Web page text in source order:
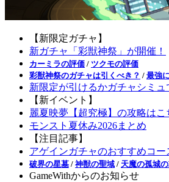
【新限定ガチャ】
新ガチャ「彩獣神祭」が開催！
カーミラの評価 / ツクモの評価
彩獣神祭のガチャは引くべき？ / 最強
新限定が引けるかガチャシミュ
【新イベント】
麗夏映夢【超究極】の攻略はこ
モンスト夏休み2026まとめ
【注目記事】
アゲインガチャのおすすめコー
破界の星墓 / 神獣の聖域 / 天魔の孤城
GameWithからのお知らせ